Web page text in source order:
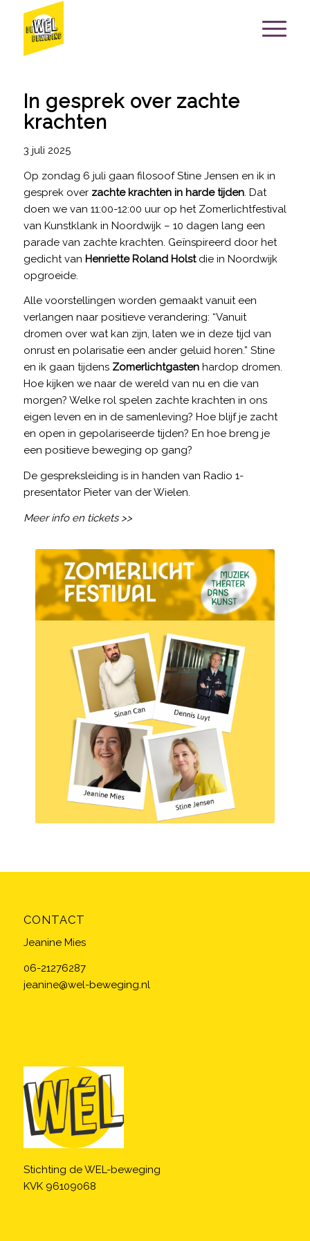
In gesprek over zachte
krachten
3 juli 2025
Op zondag 6 juli gaan filosoof Stine Jensen en ik in
gesprek over zachte krachten in harde tijden. Dat
doen we van 11:00-12:00 uur op het Zomerlichtfestival
van Kunstklank in Noordwijk – 10 dagen lang een
parade van zachte krachten. Geïnspireerd door het
gedicht van Henriette Roland Holstdie in Noordwijk
opgroeide.
Alle voorstellingen worden gemaakt vanuit een
verlangen naar positieve verandering: “Vanuit
dromen over wat kan zijn, laten we in deze tijd van
onrust en polarisatie een ander geluid horen.” Stine
en ik gaan tijdens Zomerlichtgastenhardop dromen.
Hoe kijken we naar de wereld van nu en die van
morgen? Welke rol spelen zachte krachten in ons
eigen leven en in de samenleving? Hoe blijf je zacht
en open in gepolariseerde tijden? En hoe breng je
een positieve beweging op gang?
De gespreksleiding is in handen van Radio 1-
presentator Pieter van der Wielen.
Meer info en tickets >>
CONTACT
Jeanine Mies
06-21276287
jeanine@wel-beweging.nl
Stichting de WEL-beweging
KVK 96109068